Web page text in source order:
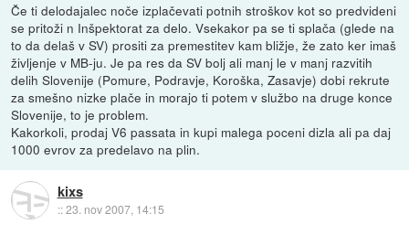
Če ti delodajalec noče izplačevati potnih stroškov kot so predvideni
se pritoži n Inšpektorat za delo. Vsekakor pa se ti splača (glede na
to da delaš v SV) prositi za premestitev kam bližje, že zato ker imaš
življenje v MB-ju. Je pa res da SV bolj ali manj le v manj razvitih
delih Slovenije (Pomure, Podravje, Koroška, Zasavje) dobi rekrute
za smešno nizke plače in morajo ti potem v službo na druge konce
Slovenije, to je problem.
Kakorkoli, prodaj V6 passata in kupi malega poceni dizla ali pa daj
1000 evrov za predelavo na plin.
kixs
::23. nov 2007, 14:15